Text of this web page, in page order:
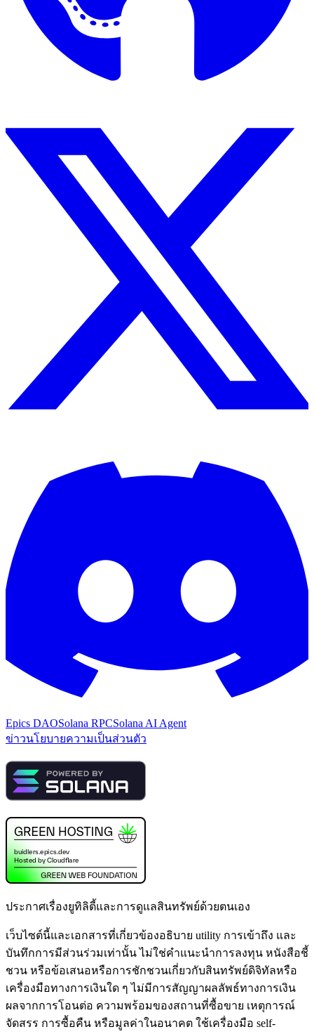
Epics DAOSolana RPCSolana AI Agent
ข่าวนโยบายความเป็นส่วนตัว
ประกาศเรื่องยูทิลิตี้และการดูแลสินทรัพย์ด้วยตนเอง
เว็บไซต์นี้และเอกสารที่เกี่ยวข้องอธิบาย utility การเข้าถึง และ
บันทึกการมีส่วนร่วมเท่านั้น ไม่ใช่คำแนะนำการลงทุน หนังสือชี้
ชวน หรือข้อเสนอหรือการชักชวนเกี่ยวกับสินทรัพย์ดิจิทัลหรือ
เครื่องมือทางการเงินใด ๆ ไม่มีการสัญญาผลลัพธ์ทางการเงิน
ผลจากการโอนต่อ ความพร้อมของสถานที่ซื้อขาย เหตุการณ์
จัดสรร การซื้อคืน หรือมูลค่าในอนาคต ใช้เครื่องมือ self-